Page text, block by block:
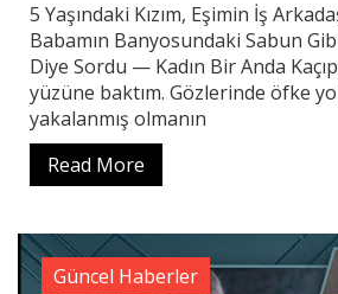
5 Yaşındaki Kızım, Eşimin İş
Babamın Banyosundaki Sabun
Diye Sordu — Kadın Bir Anda
yüzüne baktım. Gözlerinde öfke
yakalanmış olmanın
Read More
Güncel Haberler